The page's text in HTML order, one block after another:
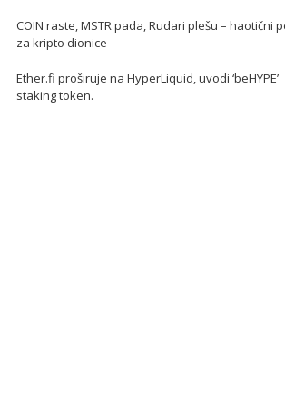
COIN raste, MSTR pada, Rudari plešu – haotični
za kripto dionice
Ether.fi proširuje na HyperLiquid, uvodi ‘beHYPE’
staking token.